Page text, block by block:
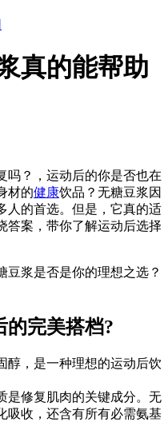
真的能帮助
吗？，运动后的你是否也在
材的健康饮品？无糖豆浆因
人的首选。但是，它真的适
答案，带你了解运动后选择
豆浆是否是你的理想之选？
的完美搭档?
醇，是一种理想的运动后饮
是修复肌肉的关键成分。无
吸收，还含有所有必需氨基